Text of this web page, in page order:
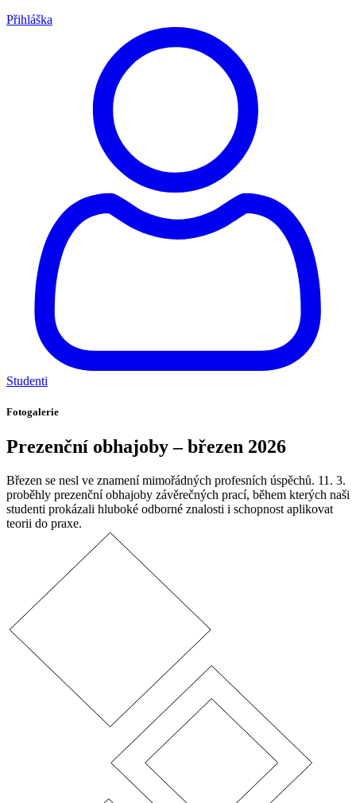
Přihláška
Studenti
Fotogalerie
Prezenční obhajoby – březen 2026
Březen se nesl ve znamení mimořádných profesních úspěchů. 11. 3.
proběhly prezenční obhajoby závěrečných prací, během kterých naši
studenti prokázali hluboké odborné znalosti i schopnost aplikovat
teorii do praxe.